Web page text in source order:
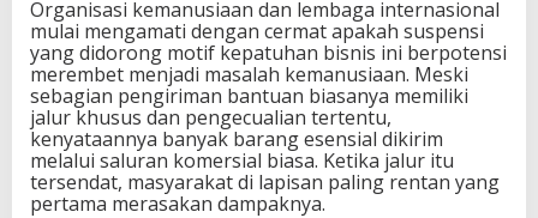
Organisasi kemanusiaan dan lembaga internasional
mulai mengamati dengan cermat apakah suspensi
yang didorong motif kepatuhan bisnis ini berpotensi
merembet menjadi masalah kemanusiaan. Meski
sebagian pengiriman bantuan biasanya memiliki
jalur khusus dan pengecualian tertentu,
kenyataannya banyak barang esensial dikirim
melalui saluran komersial biasa. Ketika jalur itu
tersendat, masyarakat di lapisan paling rentan yang
pertama merasakan dampaknya.